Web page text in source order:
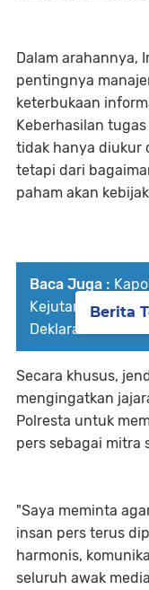
‎Dalam arahannya,
pentingnya
keterbukaan
Keberhasilan
tidak hanya diukur
tetapi dari
paham akan
Baca Juga :
Kejutan May
Deklarasikan
‎Secara khusus,
mengingatkan
Polresta untuk
pers sebagai mitra
‎"Saya meminta
insan pers terus
harmonis,
seluruh awak
Berita